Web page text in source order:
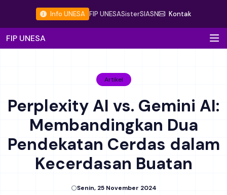
Info UNESA FIP UNESASisterSIASN Kontak
FIP UNESA
Artikel
Perplexity AI vs. Gemini AI:
Membandingkan Dua
Pendekatan Cerdas dalam
Kecerdasan Buatan
Senin, 25 November 2024